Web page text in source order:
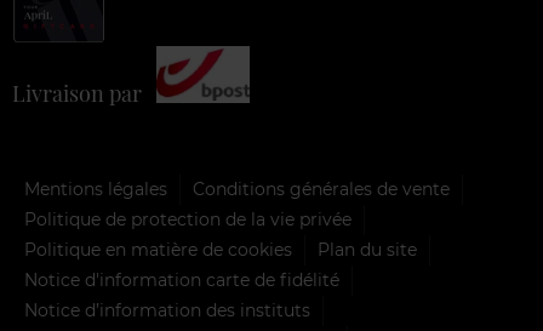
Livraison par
Mentions légales
Conditions générales de vente
Politique de protection de la vie privée
Politique en matière de cookies
Plan du site
Notice d'information carte de fidélité
Notice d’information des instituts